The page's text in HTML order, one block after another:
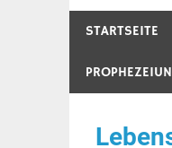
STARTSEITE